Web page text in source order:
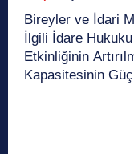
Bireyler ve İdari
İlgili İdare
Etkinliğinin
Kapasitesinin